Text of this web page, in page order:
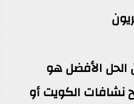
الحل الأفضل هو
نشافات الكويت أو